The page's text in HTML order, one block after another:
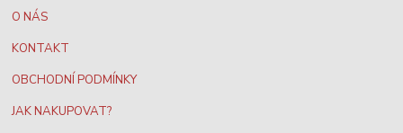
O NÁS
KONTAKT
OBCHODNÍ PODMÍNKY
JAK NAKUPOVAT?